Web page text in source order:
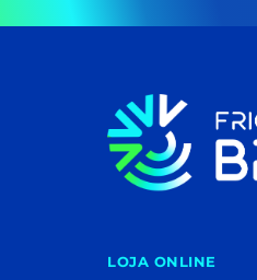
LOJA ONLINE